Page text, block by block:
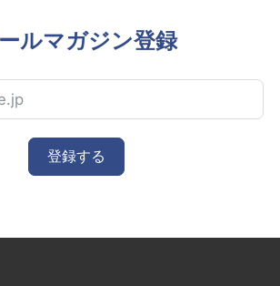
ルマガジン登録
登録する